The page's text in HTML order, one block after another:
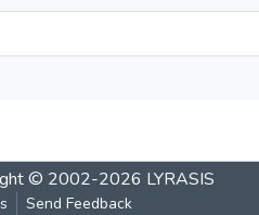
© 2002-2026 LYRASIS
Send Feedback